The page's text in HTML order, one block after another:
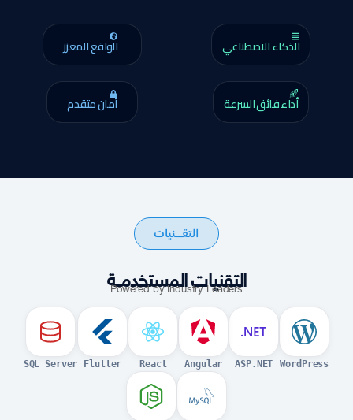
الذكاء الاصطناعي الواقع المعزز
أداء فائق السرعة أمان متقدم
التقــنيات
التقنيات المستخدمــة
Powered by Industry Leaders
WordPress
ASP.NET
Angular
React
Flutter
SQL Server